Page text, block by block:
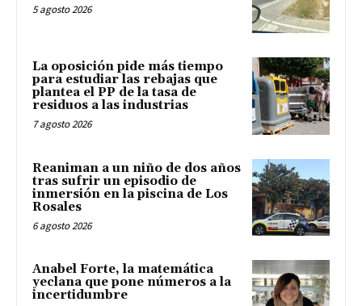
5 agosto 2026
La oposición pide más tiempo
para estudiar las rebajas que
plantea el PP de la tasa de
residuos a las industrias
7 agosto 2026
Reaniman a un niño de dos años
tras sufrir un episodio de
inmersión en la piscina de Los
Rosales
6 agosto 2026
Anabel Forte, la matemática
yeclana que pone números a la
incertidumbre